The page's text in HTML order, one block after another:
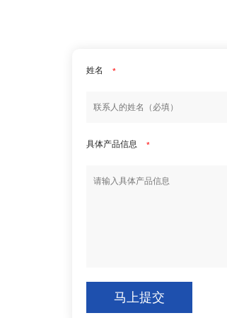
姓名 *
具体产品信息 *
马上提交